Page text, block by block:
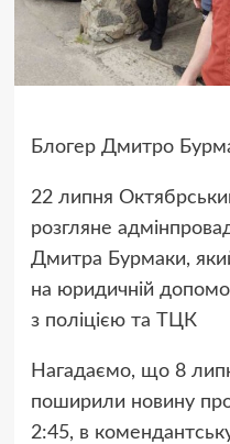
Блогер Дмитро
22 липня
розгляне
Дмитра Бурмаки,
на юридичній
з поліцією та ТЦК
Нагадаємо, що 8
поширили новину
2:45, в